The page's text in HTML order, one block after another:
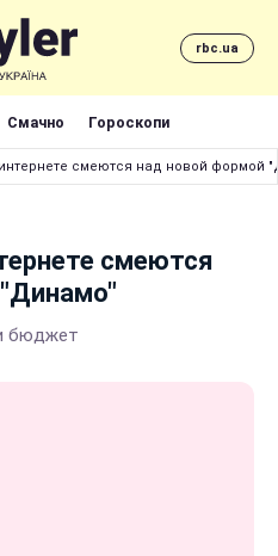
rbc.ua
Смачно Гороскопи
смеются над новой формой
смеются
бюджет